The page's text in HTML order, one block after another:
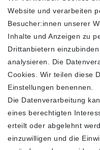
Sehen Sie sich
SHOP
Website und verarbeiten
Besucher:innen unserer
Inhalte und Anzeigen zu
Drittanbietern
analysieren. Die
Cookies. Wir teilen diese
Einstellungen benennen.
Die Datenverarbeitung
eines berechtigten
erteilt oder abgelehnt
einzuwilligen und die